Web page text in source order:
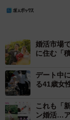
婚活市場
に住む「
デート中
る41歳女
これも「
ン婚活…